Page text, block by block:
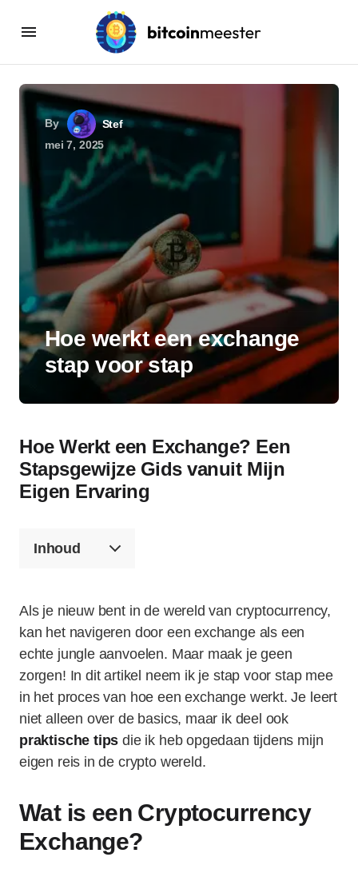
By
Stef
mei 7, 2025
Hoe werkt een exchange
stap voor stap
Hoe Werkt een Exchange? Een
Stapsgewijze Gids vanuit Mijn
Eigen Ervaring
Inhoud
Als je nieuw bent in de wereld van cryptocurrency,
kan het navigeren door een exchange als een
echte jungle aanvoelen. Maar maak je geen
zorgen! In dit artikel neem ik je stap voor stap mee
in het proces van hoe een exchange werkt. Je leert
niet alleen over de basics, maar ik deel ook
praktische tips die ik heb opgedaan tijdens mijn
eigen reis in de crypto wereld.
Wat is een Cryptocurrency
Exchange?